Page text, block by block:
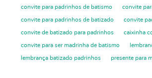
convite para padrinhos de batismo convite
convite para padrinhos de batizado convite
convite de batizado para padrinhos caixinha
convite para ser madrinha de batismo
lembrança batizado padrinhos presente para